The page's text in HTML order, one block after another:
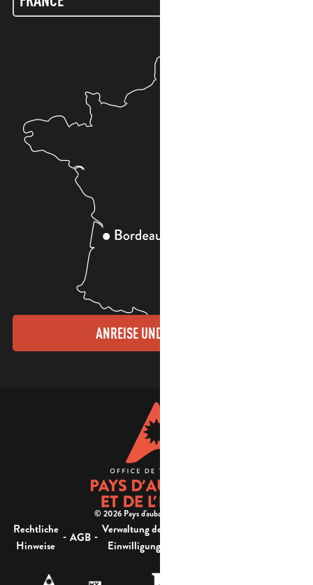
ANREISE UND KONTAKTE
© 2026 Pays d'aubagne et de l'étoile -
Rechtliche
Hinweise
- AGB - Verwaltung der
Einwilligung